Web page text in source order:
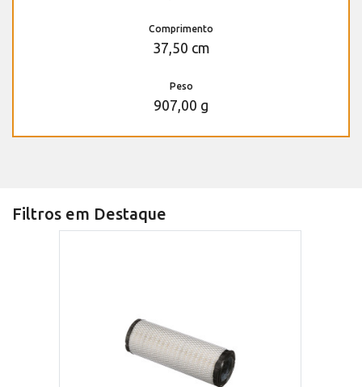
Comprimento
37,50 cm
Peso
907,00 g
Filtros em Destaque